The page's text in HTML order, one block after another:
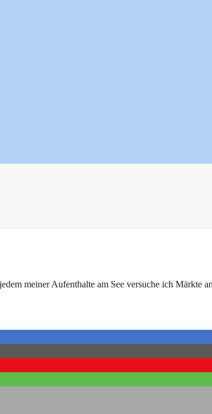
meiner Aufenthalte am See versuche ich Märkte